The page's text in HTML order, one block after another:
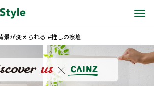
景が変えられる #推しの祭壇